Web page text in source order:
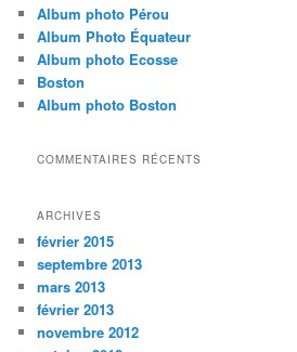
r
c
h
e
Album photo Pérou
Album Photo Équateur
Album photo Ecosse
Boston
Album photo Boston
COMMENTAIRES RÉCENTS
ARCHIVES
février 2015
septembre 2013
mars 2013
février 2013
novembre 2012